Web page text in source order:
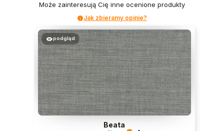
Może zainteresują Cię inne ocenione produkty
Jak zbieramy opinie?
podgląd
Beata